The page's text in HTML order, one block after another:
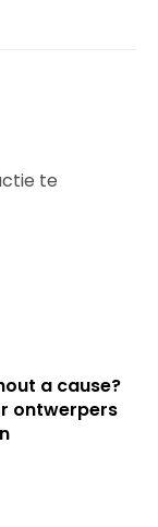
te
a cause?
ontwerpers